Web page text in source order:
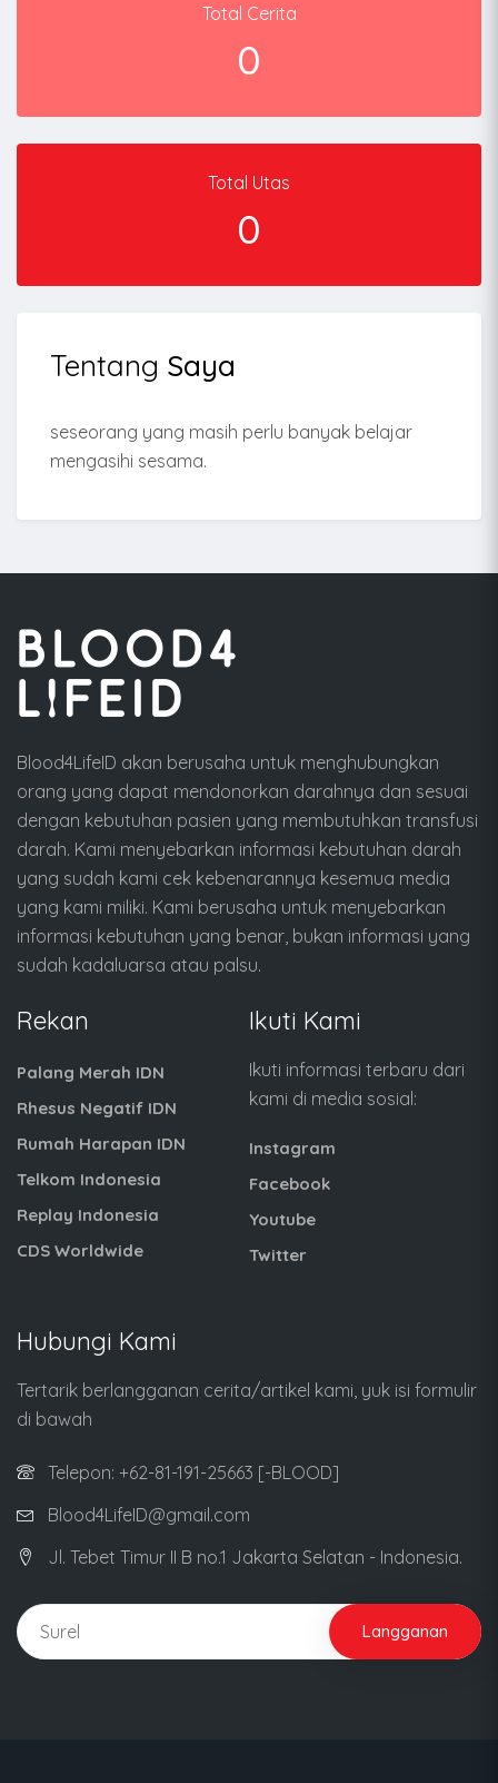
Total Cerita
0
Total Utas
0
Tentang Saya
seseorang yang masih perlu banyak belajar
mengasihi sesama.
Blood4LifeID akan berusaha untuk menghubungkan
orang yang dapat mendonorkan darahnya dan sesuai
dengan kebutuhan pasien yang membutuhkan transfusi
darah. Kami menyebarkan informasi kebutuhan darah
yang sudah kami cek kebenarannya kesemua media
yang kami miliki. Kami berusaha untuk menyebarkan
informasi kebutuhan yang benar, bukan informasi yang
sudah kadaluarsa atau palsu.
Rekan
Palang Merah IDN
Rhesus Negatif IDN
Rumah Harapan IDN
Telkom Indonesia
Replay Indonesia
CDS Worldwide
Ikuti Kami
Ikuti informasi terbaru dari
kami di media sosial:
Instagram
Facebook
Youtube
Twitter
Hubungi Kami
Tertarik berlangganan cerita/artikel kami, yuk isi formulir
di bawah
Telepon: +62-81-191-25663 [-BLOOD]
Blood4LifeID@gmail.com
Jl. Tebet Timur II B no.1 Jakarta Selatan - Indonesia.
Langganan